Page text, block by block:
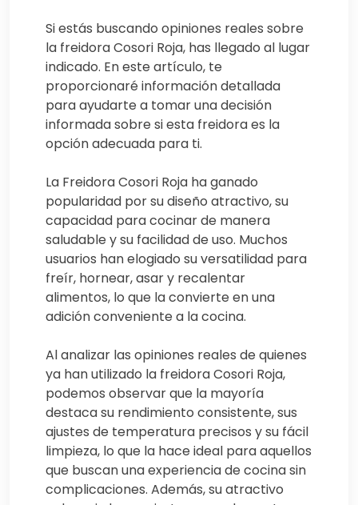
Si estás buscando opiniones reales sobre
la freidora Cosori Roja, has llegado al lugar
indicado. En este artículo, te
proporcionaré información detallada
para ayudarte a tomar una decisión
informada sobre si esta freidora es la
opción adecuada para ti.
La Freidora Cosori Roja ha ganado
popularidad por su diseño atractivo, su
capacidad para cocinar de manera
saludable y su facilidad de uso. Muchos
usuarios han elogiado su versatilidad para
freír, hornear, asar y recalentar
alimentos, lo que la convierte en una
adición conveniente a la cocina.
Al analizar las opiniones reales de quienes
ya han utilizado la freidora Cosori Roja,
podemos observar que la mayoría
destaca su rendimiento consistente, sus
ajustes de temperatura precisos y su fácil
limpieza, lo que la hace ideal para aquellos
que buscan una experiencia de cocina sin
complicaciones. Además, su atractivo